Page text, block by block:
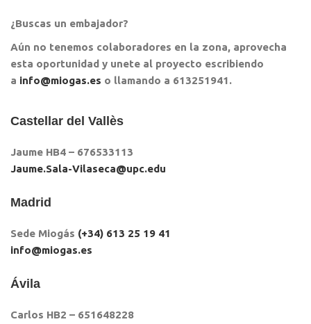
¿Buscas un embajador?
Aún no tenemos colaboradores en la zona, aprovecha
esta oportunidad y unete al proyecto escribiendo
a info@miogas.es o llamando a 613251941.
Castellar del Vallès
Jaume HB4 – 676533113
Jaume.Sala-Vilaseca@upc.edu
Madrid
Sede Miogás (+34) 613 25 19 41
info@miogas.es
Ávila
Carlos HB2 – 651648228